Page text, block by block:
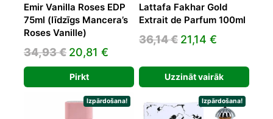
Emir Vanilla Roses EDP
75ml (līdzīgs Mancera’s
Roses Vanille)
34,93€ Original
price
was:
34,93 €.
20,81 €
price
is:
20,81 €.
Pirkt
Lattafa Fakhar Gold
Extrait de Parfum 100ml
36,14€ Original
was:
36,14 €.
21,14 €
is:
21,14 €.
Uzzināt vairāk
Izpārdošana! Izpārdošana!